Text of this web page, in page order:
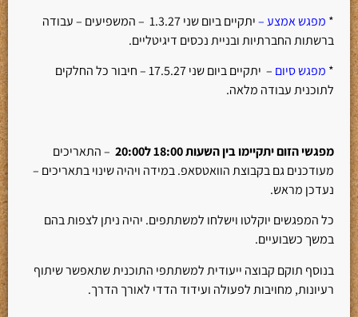
* מפגש אמצע –
יתקיים ביום שני 1.3.27 – המשפיעים – עבודה
ברשתות החברתיות ובניית נכסים דיגיטליים.
* מפגש סיום
– יתקיים ביום שני 17.5.27 – חיבור כל החלקים
לתוכנית עבודה מלאה.
מפגשי הזום יתקיימו בין השעות 18:00 ל20:00
– התאריכים
מעודכנים גם בקבוצת הוואטסאפ. במידה ויהיה שינוי בתאריכים –
נעדכן מראש.
כל המפגשים יוקלטו וישלחו למשתתפים. יהיה ניתן לצפות בהם
במשך כשבועיים.
בנוסף תוקם קבוצה ייעודית למשתתפי התוכנית שתאפשר שיתוף
רעיונות, מחויבות לפעולה ועידוד הדדי לאורך הדרך.